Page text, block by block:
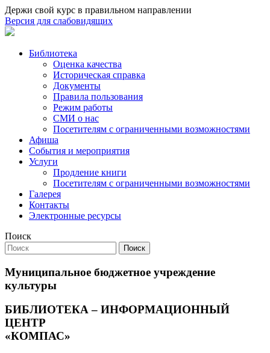
Держи свой курс в правильном направлении
Версия для слабовидящих
Библиотека
Оценка качества
Историческая справка
Документы
Правила пользования
Режим работы
СМИ о нас
Посетителям с ограниченными возможностями
Афиша
События и мероприятия
Услуги
Продление книги
Посетителям с ограниченными возможностями
Галерея
Контакты
Электронные ресурсы
Поиск
Поиск
Муниципальное бюджетное учреждение
культуры
БИБЛИОТЕКА – ИНФОРМАЦИОННЫЙ
ЦЕНТР
«КОМПАС»